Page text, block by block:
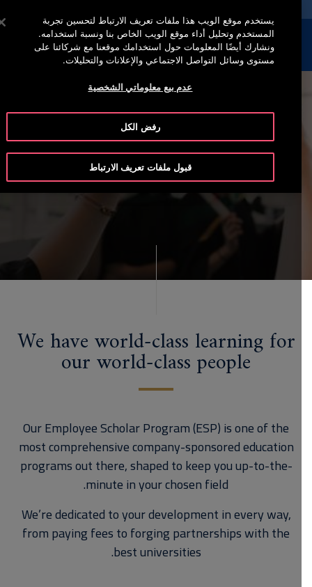
إبحث القائمة
Our Employee Scholar Program
We have world-class learning for
our world-class people
Our Employee Scholar Program (ESP) is one of the
most comprehensive company-sponsored education
programs out there, shaped to keep you up-to-the-
minute in your chosen field.
We’re dedicated to your development in every way,
from paying fees to forging partnerships with the
best universities.
يستخدم موقع الويب هذا ملفات تعريف الارتباط لتحسين تجربة
المستخدم وتحليل أداء موقع الويب الخاص بنا ونسبة استخدامه.
ونشارك أيضًا المعلومات حول استخدامك موقعنا مع شركائنا على
مستوى وسائل التواصل الاجتماعي والإعلانات والتحليلات.
عدم بيع معلوماتي الشخصية
رفض الكل
قبول ملفات تعريف الارتباط